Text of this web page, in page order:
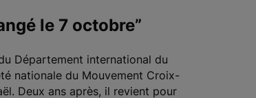
le 7 octobre”
Département international du
nationale du Mouvement Croix-
Deux ans après, il revient pour